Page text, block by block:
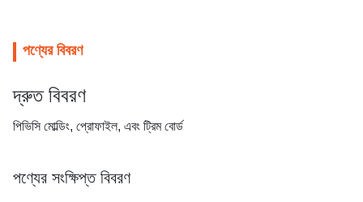
পণ্যের বিবরণ
দ্রুত বিবরণ
পিভিসি মোল্ডিং, প্রোফাইল, এবং ট্রিম বোর্ড
পণ্যের সংক্ষিপ্ত বিবরণ